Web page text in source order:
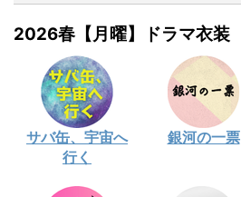
2026春【月曜】ドラマ衣装
サバ缶、宇宙へ
行く
銀河の一票